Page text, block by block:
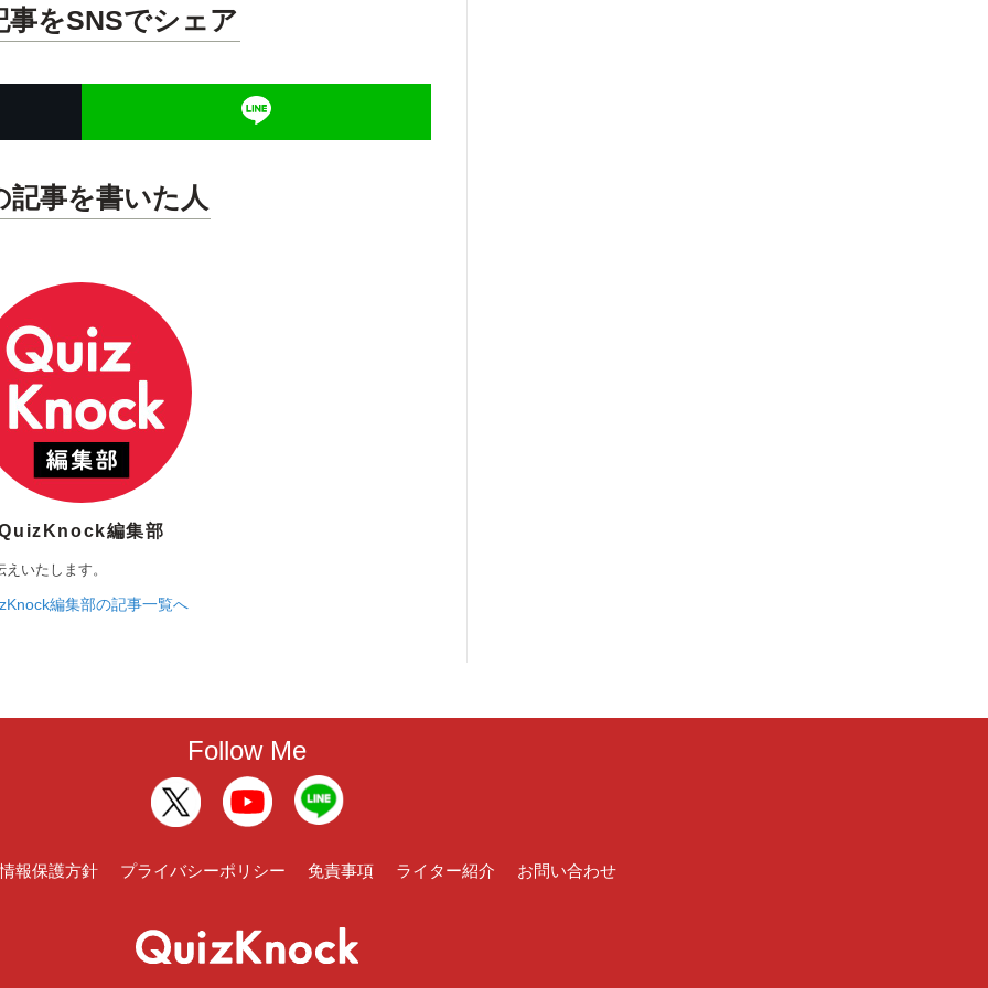
事をSNSでシェア
記事を書いた人
編集部
いたします。
編集部の記事一覧へ
Follow Me
報保護方針 プライバシーポリシー 免責事項 ライター紹介 お問い合わせ